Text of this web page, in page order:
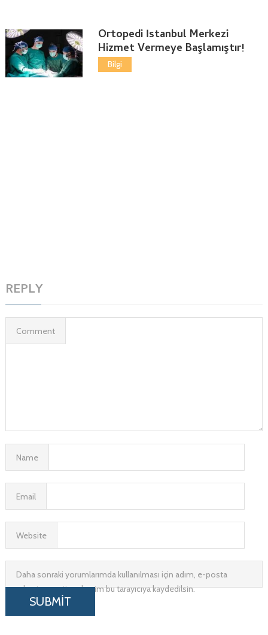
Ortopedi İstanbul Merkezi
Hizmet Vermeye Başlamıştır!
Bilgi
REPLY
Comment
Name
Email
Website
Daha sonraki yorumlarımda kullanılması için adım, e-posta
adresim ve site adresim bu tarayıcıya kaydedilsin.